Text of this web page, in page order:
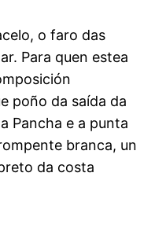
o faro das
Para quen estea
poño da saída da
Pancha e a punta
branca, un
da costa